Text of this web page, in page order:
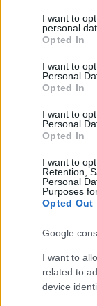
not limited to
grant or deny
use your data
consent section.
I want to
personal
Opted In
I want to
Personal
Opted In
I want to
Personal
Opted In
I want to
Retention,
Personal
Purposes
Opted Out
Google
I want to
related to
device
az előadást,
mikrofonján.
mozgástérrel.
Amit most
láthatunk (a
csak Önöknek
Feltehetőleg
rendületlenül,
évről évre,
Aneiáról vagy
esett szó. A
elsimítja a
latin és
különleges
Szerencsére
színházi